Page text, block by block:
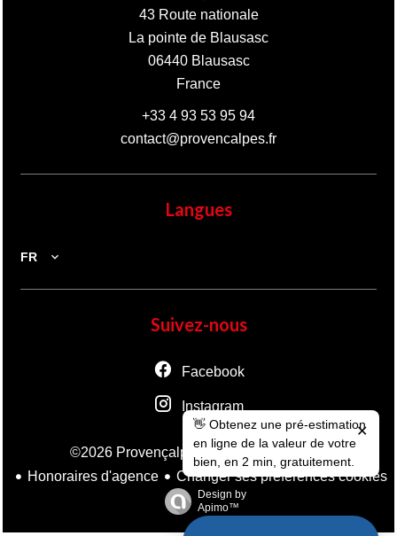
43 Route nationale
La pointe de Blausasc
06440Blausasc
France
+33 4 93 53 95 94
contact@provencalpes.fr
Langues
FR
Suivez-nous
Facebook
Instagram
©2026 Provençalpes
Mentions légales
Honoraires d'agence
Changer ses préférences cookies
Design by
Apimo™
👋 Obtenez une pré-estimation
en ligne de la valeur de votre
bien, en 2 min, gratuitement.
✕